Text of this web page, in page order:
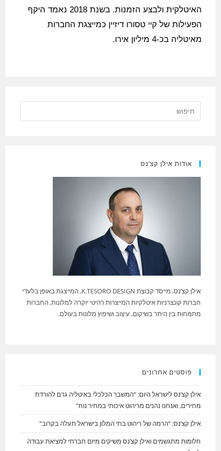
האיטלקית ולבצע הזמנות. בשנת 2018 נאמד היקף
הפעילות של קיי טסורו דיזיין כמייצגת החברות
מאיטליה בכ-4 מיליון אירו.
אודות אילן קצ’נס
אילן קצ’נס, מייסד קבוצת K.TESORO DESIGN, המייצגת באופן בלעדי
חברות קונצרניות איטלקיות המייצרות רהיטי יוקרה למלונות. החברות
מתמחות בין היתר בשיקום, עיצוב ושיפוץ מלונות בעולם.
פוסטים אחרונים
אילן קצ’נס לישראל היום: “המשבר הכלכלי באיטליה גרם להורדת
מחירים, ואנחנו נהנים מריהוט איכותי במחיר נוח”
אילן קצ’נס: “הרמה של ריהוט בתי המלון בישראל תעלה בקרוב”
חלומות מתגשמים ואילן קצ’נס משיקים מיזם חברתי למציאת עבודה